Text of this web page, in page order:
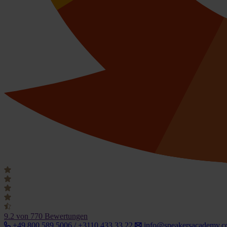
9.2 von 770 Bewertungen
+49 800 589 5006 / +3110 433 33 22